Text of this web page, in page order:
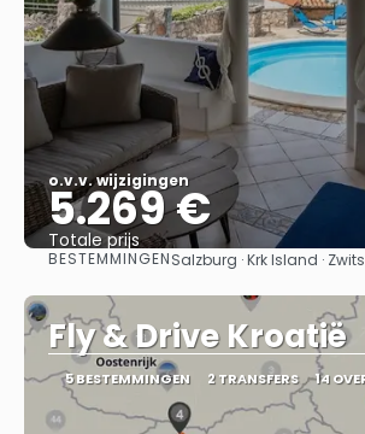
o.v.v. wijzigingen
5.269 €
Totale prijs
Bekijk
BESTEMMINGENSalzburg · Krk Island ·
Fly & Drive Kroatië
5 BESTEMMINGEN 2 TRANSFERS 14